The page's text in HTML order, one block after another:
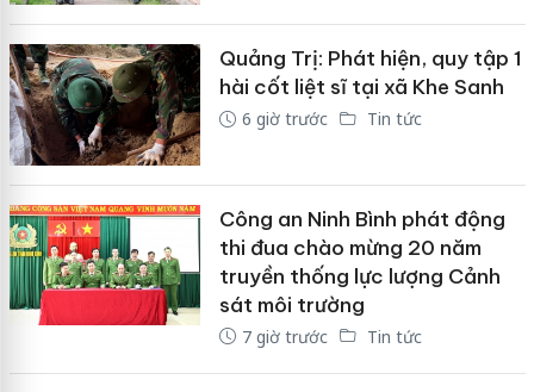
Quảng Trị: Phát hiện, quy tập 1
hài cốt liệt sĩ tại xã Khe Sanh
6 giờ trước Tin tức
Công an Ninh Bình phát động
thi đua chào mừng 20 năm
truyền thống lực lượng Cảnh
sát môi trường
7 giờ trước Tin tức